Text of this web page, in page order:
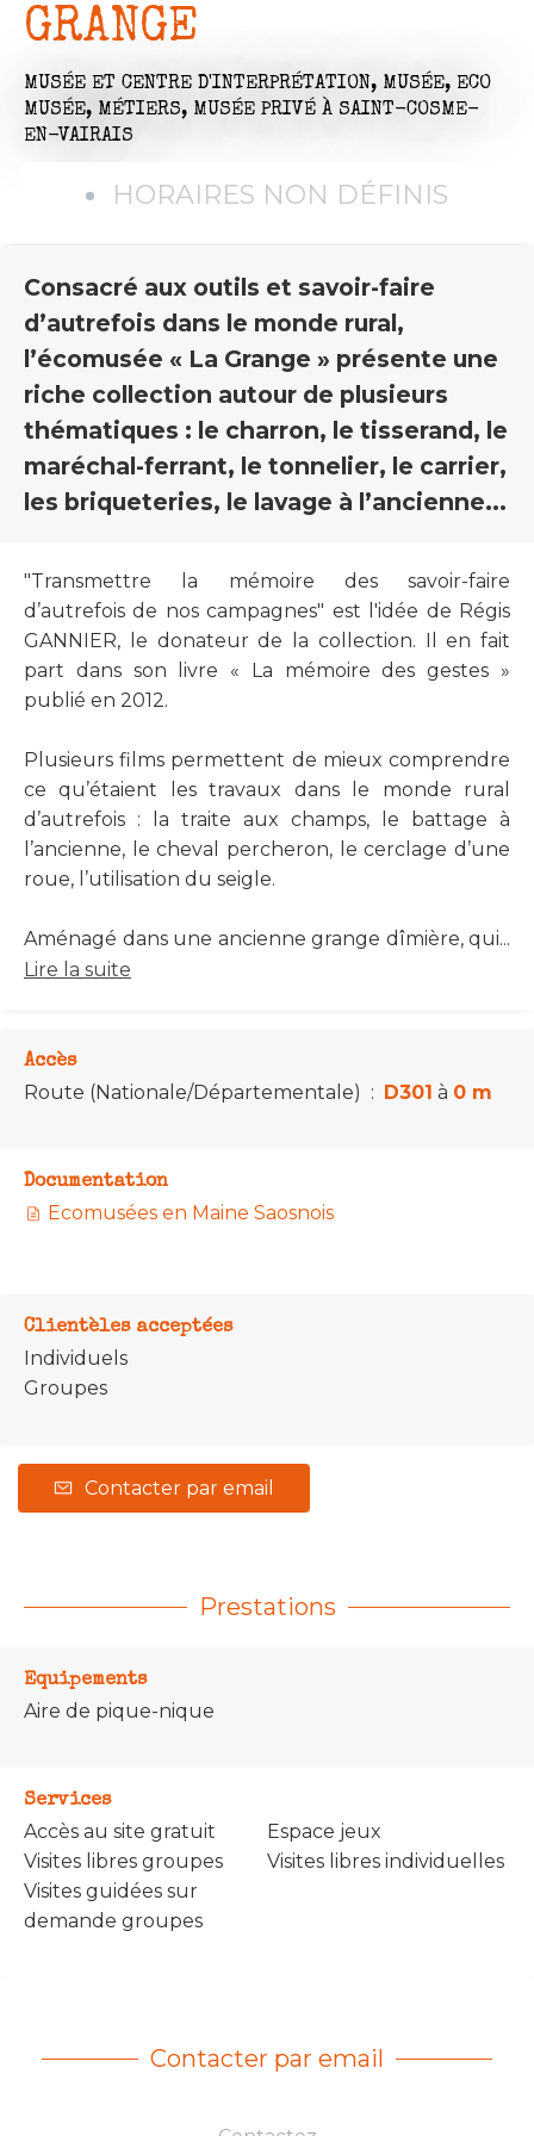
GRANGE
MUSÉE ET CENTRE D'INTERPRÉTATION, MUSÉE, ECO
MUSÉE, MÉTIERS, MUSÉE PRIVÉ À SAINT-COSME-
EN-VAIRAIS
HORAIRES NON DÉFINIS
Consacré aux outils et savoir-faire
d’autrefois dans le monde rural,
l’écomusée « La Grange » présente une
riche collection autour de plusieurs
thématiques : le charron, le tisserand, le
maréchal-ferrant, le tonnelier, le carrier,
les briqueteries, le lavage à l’ancienne...
"Transmettre la mémoire des savoir-faire
d’autrefois de nos campagnes" est l'idée de Régis
GANNIER, le donateur de la collection. Il en fait
part dans son livre « La mémoire des gestes »
publié en 2012.
Plusieurs films permettent de mieux comprendre
ce qu’étaient les travaux dans le monde rural
d’autrefois : la traite aux champs, le battage à
l’ancienne, le cheval percheron, le cerclage d’une
roue, l’utilisation du seigle.
Aménagé dans une ancienne grange dîmière, qui...
Lire la suite
Accès
Route (Nationale/Départementale) : D301 à 0 m
Documentation
Ecomusées en Maine Saosnois
Clientèles acceptées
Individuels
Groupes
Contacter par email
Prestations
Equipements
Aire de pique-nique
Services
Accès au site gratuit
Visites libres groupes
Visites guidées sur
demande groupes
Espace jeux
Visites libres individuelles
Contacter par email